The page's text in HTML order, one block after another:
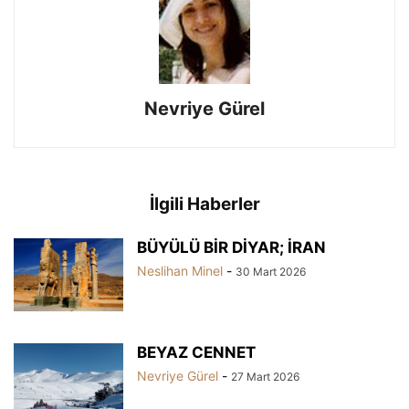
Nevriye Gürel
İlgili Haberler
BÜYÜLÜ BİR DİYAR; İRAN
Neslihan Minel - 30 Mart 2026
BEYAZ CENNET
Nevriye Gürel - 27 Mart 2026